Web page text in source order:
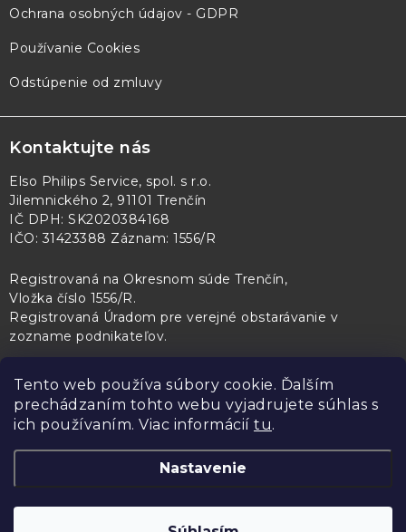
Tento web používa súbory cookie. Ďalším
prechádzaním tohto webu vyjadrujete súhlas s
ich používaním. Viac informácií tu.
Nastavenie
Ochrana osobných údajov - GDPR
Používanie Cookies
Odstúpenie od zmluvy
Kontaktujte nás
Elso Philips Service, spol. s r.o.
Jilemnického 2, 91101 Trenčín
IČ DPH: SK2020384168
IČO: 31423388 Záznam: 1556/R
Registrovaná na Okresnom súde Trenčín,
Vložka číslo 1556/R.
Registrovaná Úradom pre verejné obstarávanie v
zozname podnikateľov.
PL Servis Kontroltech Technický skúšobný ústav Piešťany
Copyright 2026
Upraviť